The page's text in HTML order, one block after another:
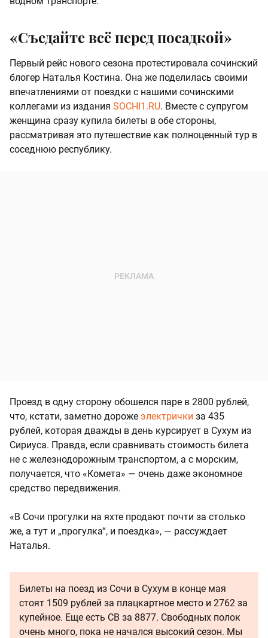
«Съедайте всё перед посадкой»
Первый рейс нового сезона протестировала сочинский
блогер Наталья Костина. Она же поделилась своими
впечатлениями от поездки с нашими сочинскими
коллегами из издания SOCHI1.RU. Вместе с супругом
женщина сразу купила билеты в обе стороны,
рассматривая это путешествие как полноценный тур в
соседнюю республику.
Проезд в одну сторону обошелся паре в 2800 рублей,
что, кстати, заметно дороже электрички за 435
рублей, которая дважды в день курсирует в Сухум из
Сириуса. Правда, если сравнивать стоимость билета
не с железнодорожным транспортом, а с морским,
получается, что «Комета» — очень даже экономное
средство передвижения.
«В Сочи прогулки на яхте продают почти за столько
же, а тут и „прогулка“, и поездка», — рассуждает
Наталья.
Билеты на поезд из Сочи в Сухум в конце мая
стоят 1509 рублей за плацкартное место и 2762 за
купейное. Еще есть СВ за 8877. Свободных полок
очень много, пока не начался высокий сезон. Мы